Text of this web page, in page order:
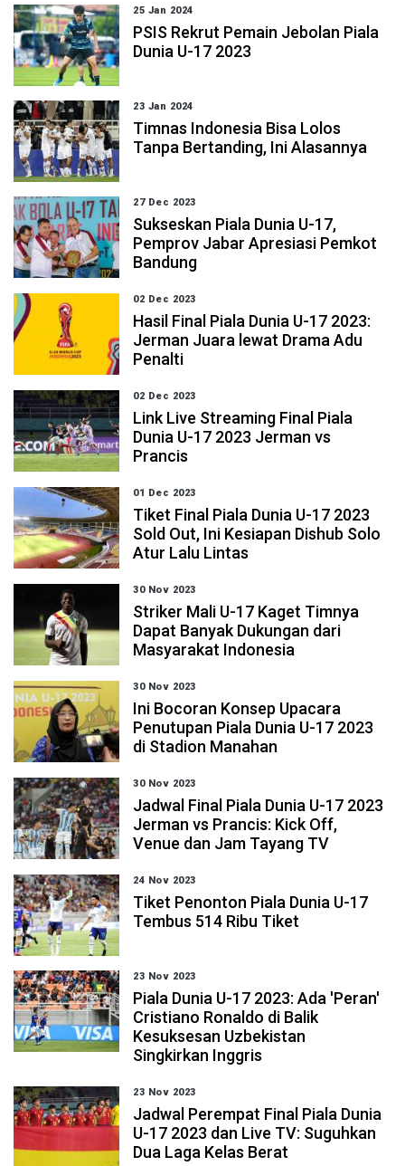
25 Jan 2024
PSIS Rekrut Pemain Jebolan Piala
Dunia U-17 2023
23 Jan 2024
Timnas Indonesia Bisa Lolos
Tanpa Bertanding, Ini Alasannya
27 Dec 2023
Sukseskan Piala Dunia U-17,
Pemprov Jabar Apresiasi Pemkot
Bandung
02 Dec 2023
Hasil Final Piala Dunia U-17 2023:
Jerman Juara lewat Drama Adu
Penalti
02 Dec 2023
Link Live Streaming Final Piala
Dunia U-17 2023 Jerman vs
Prancis
01 Dec 2023
Tiket Final Piala Dunia U-17 2023
Sold Out, Ini Kesiapan Dishub Solo
Atur Lalu Lintas
30 Nov 2023
Striker Mali U-17 Kaget Timnya
Dapat Banyak Dukungan dari
Masyarakat Indonesia
30 Nov 2023
Ini Bocoran Konsep Upacara
Penutupan Piala Dunia U-17 2023
di Stadion Manahan
30 Nov 2023
Jadwal Final Piala Dunia U-17 2023
Jerman vs Prancis: Kick Off,
Venue dan Jam Tayang TV
24 Nov 2023
Tiket Penonton Piala Dunia U-17
Tembus 514 Ribu Tiket
23 Nov 2023
Piala Dunia U-17 2023: Ada 'Peran'
Cristiano Ronaldo di Balik
Kesuksesan Uzbekistan
Singkirkan Inggris
23 Nov 2023
Jadwal Perempat Final Piala Dunia
U-17 2023 dan Live TV: Suguhkan
Dua Laga Kelas Berat